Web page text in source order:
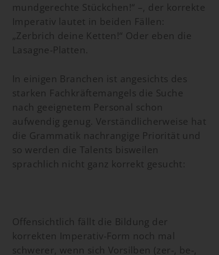
mundgerechte Stückchen!“ –, der korrekte
Imperativ lautet in beiden Fällen:
„Zerbrich deine Ketten!“ Oder eben die
Lasagne-Platten.
In einigen Branchen ist angesichts des
starken Fachkräftemangels die Suche
nach geeignetem Personal schon
aufwendig genug. Verständlicherweise hat
die Grammatik nachrangige Priorität und
so werden die Talents bisweilen
sprachlich nicht ganz korrekt gesucht:
Offensichtlich fällt die Bildung der
korrekten Imperativ-Form noch mal
schwerer, wenn sich Vorsilben (zer-, be-,